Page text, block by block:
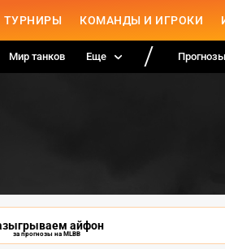
ТУРНИРЫ КОМАНДЫ И ИГРОКИ
Мир танков Еще Прогнозы
айфон
за прогнозы на MLBB